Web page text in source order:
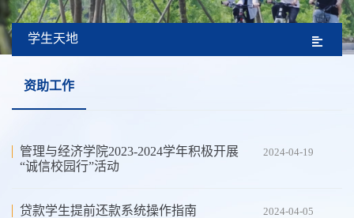
学生天地
资助工作
管理与经济学院2023-2024学年积极开展
“诚信校园行”活动
2024-04-19
贷款学生提前还款系统操作指南 2024-04-05